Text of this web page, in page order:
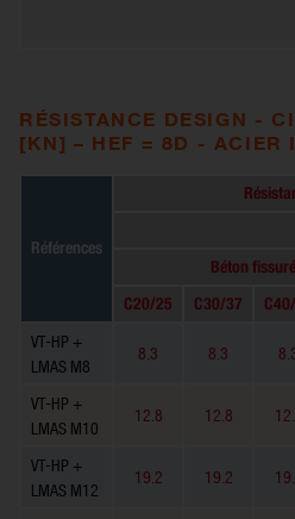
RÉSISTANCE DESIGN -
[KN] – HEF = 8D - ACIER
Références
Béton fissuré
C20/25
C30/37
VT-HP +
LMAS M8
8.3 8.3
VT-HP +
LMAS M10
12.8 12.8
VT-HP +
LMAS M12
19.2 19.2